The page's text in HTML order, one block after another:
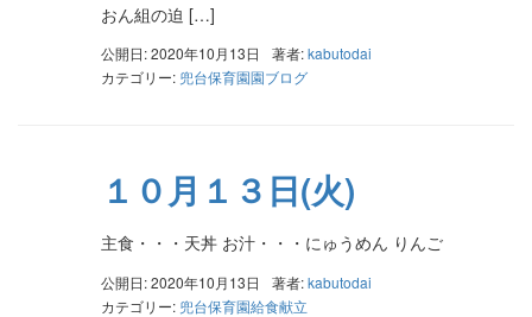
おん組の迫 […]
公開日: 2020年10月13日 著者:kabutodai
カテゴリー: 兜台保育園園ブログ
１０月１３日(火)
主食・・・天丼 お汁・・・にゅうめん りんご
公開日: 2020年10月13日 著者:kabutodai
カテゴリー: 兜台保育園給食献立